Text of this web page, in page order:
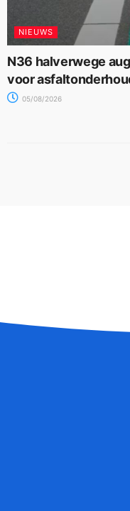
NIEUWS
N36 halverwege
voor
05/08/2026